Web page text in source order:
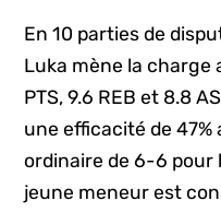
En 10 parties de
Luka mène la charge
PTS, 9.6 REB et 8.8
une efficacité de
ordinaire de 6-6 pour
jeune meneur est